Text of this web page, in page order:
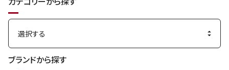
ブランドから探す